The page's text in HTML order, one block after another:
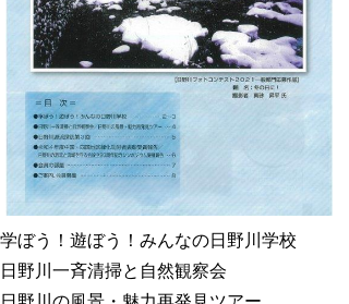
学ぼう！遊ぼう！みんなの日野川学校
日野川一斉清掃と自然観察会